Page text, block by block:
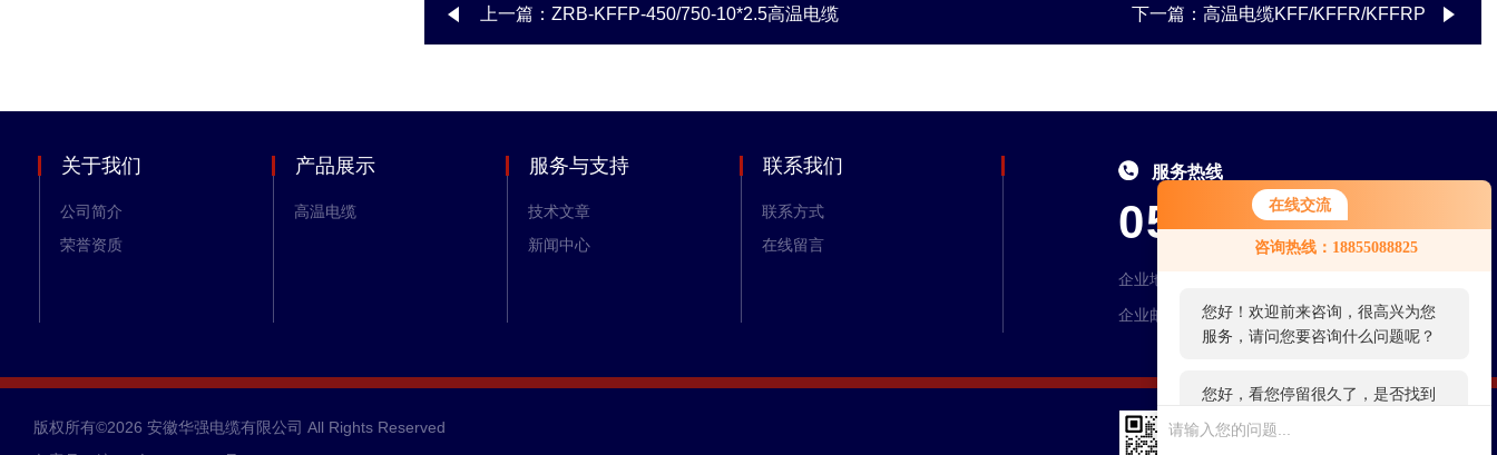
在线交流
咨询热线：18855088825
您好！欢迎前来咨询，很高兴为您
服务，请问您要咨询什么问题呢？
您好，看您停留很久了，是否找到
了需求产品，您可以直接在线与我
上一篇： ZRB-KFFP-450/750-10*2.5高温电缆 下一篇： 高温电缆KFF/KFFR/KFFRP
关于我们
公司简介
荣誉资质
产品展示
高温电缆
服务与支持
技术文章
新闻中心
联系我们
联系方式
在线留言
服务热线
0550-7046995
企业地址：安徽省天长市永丰工业园区创业大道1号
企业邮箱：ahhqdl@163.com
版权所有©2026 安徽华强电缆有限公司 All Rights Reserved